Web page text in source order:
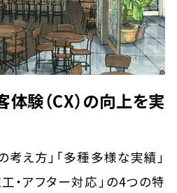
体験（CX）の向上を実
考え方」「多種多様な実績」
工・アフター対応」の4つの特